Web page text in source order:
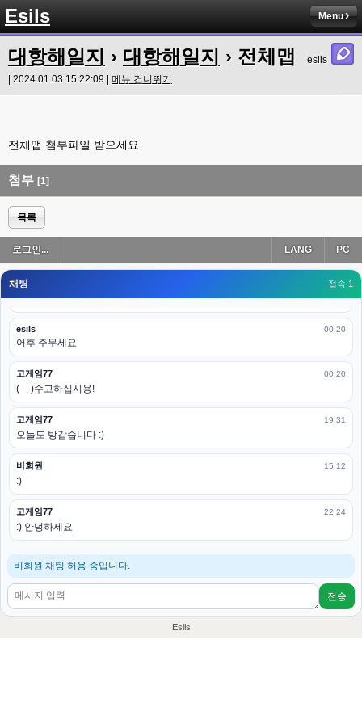
Esils Menu
대항해일지 › 대항해일지 › 전체맵
esils
| 2024.01.03 15:22:09 | 메뉴 건너뛰기
전체맵 첨부파일 받으세요
첨부 [1]
목록
로그인... PC
LANG
채팅 접속 1
고게임77 00:18
ㅋㅋㅋㅋㅋㅋㅋㅋ
esils 00:19
이게 db 접속자수로 잡는형태로 해서 그런가 ;;
esils
아 이제 2로 돌아왔군요
esils 00:19
다 펼쳐두면 너무길어서 ..
esils 00:19
모바일로 보는데도 좀 불편하더라구요
고게임77 00:19
아 ㅋㅋ 내일도 심심하면 들리겠습니다. 벌써 12시가 넘었었네요
esils 00:20
어후 주무세요
고게임77 00:20
(__)수고하십시용!
고게임77 19:31
오늘도 방갑습니다 :)
비회원 15:12
:)
고게임77 22:24
:) 안녕하세요
비회원 채팅 허용 중입니다.
전송
Esils